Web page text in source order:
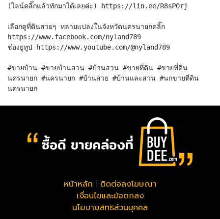
(ไลน์คลิ๊กแล้วทักมาได้เลยค่ะ) https://lin.ee/R8sP0rj
เลือกดูที่ดินสวยๆ หลายแปลงในจังหวัดนครนายกคลิ๊ก
https://www.facebook.com/nyland789
ช่องยูทูป https://www.youtube.com/@nyland789
#ขายบ้าน #ขายบ้านสวน #บ้านสวน #ขายที่ดิน #ขายที่ดิน
นครนายก #นครนายก #บ้านสวย #บ้านและสวน #นกขายที่ดิน
หน้าหลัก
ติดต่อลงโฆษณา
เงื่อนไขและข้อตกลง
นโยบายสิทธิส่วนบุคคล